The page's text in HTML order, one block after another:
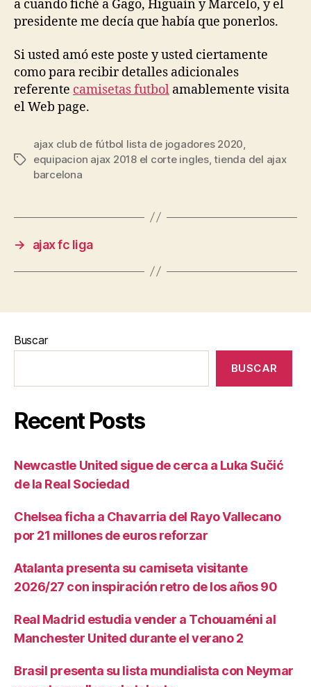
a cuando fiché a Gago, Higuaín y Marcelo, y el
presidente me decía que había que ponerlos.
Si usted amó este poste y usted ciertamente
como para recibir detalles adicionales
referente camisetas futbol amablemente visita
el Web page.
Etiquetas
ajax club de fútbol lista de jogadores 2020
equipacion ajax 2018 el corte ingles,tienda del ajax
barcelona
→ ajax fc liga
Buscar
BUSCAR
Recent Posts
Newcastle United sigue de cerca a Luka Sučić
de la Real Sociedad
Chelsea ficha a Chavarria del Rayo Vallecano
por 21 millones de euros reforzar
Atalanta presenta su camiseta visitante
2026/27 con inspiración retro de los años 90
Real Madrid estudia vender a Tchouaméni al
Manchester United durante el verano 2
Brasil presenta su lista mundialista con Neymar